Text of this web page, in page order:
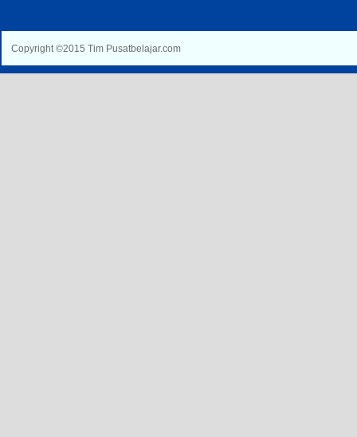
Copyright ©2015 Tim Pusatbelajar.com